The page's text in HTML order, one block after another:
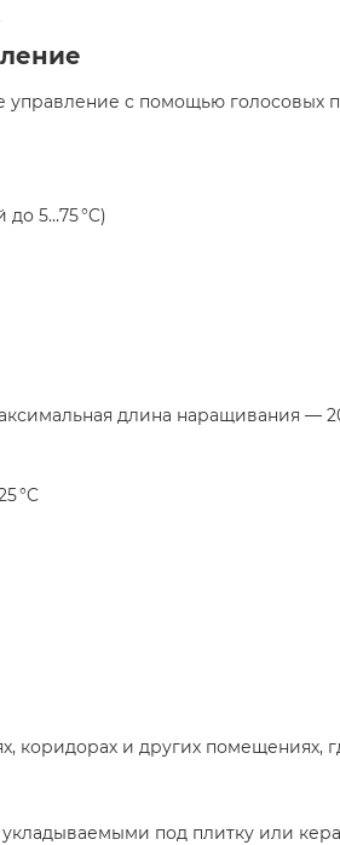
управление с помощью
5...75 °C)
длина наращивания —
°C
коридорах и других помещениях,
под плитку или